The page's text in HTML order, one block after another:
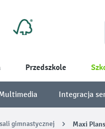
Przedszkole
Integracja
gimnastycznej Maxi